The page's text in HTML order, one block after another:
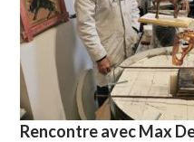
Rencontre avec Max